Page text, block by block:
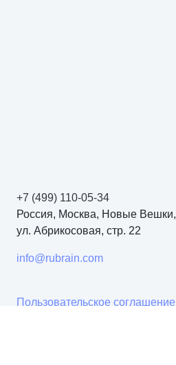
+7 (499) 110-05-34
Россия, Москва, Новые Вешки,
ул. Абрикосовая, стр. 22
info@rubrain.com
Пользовательское соглашение